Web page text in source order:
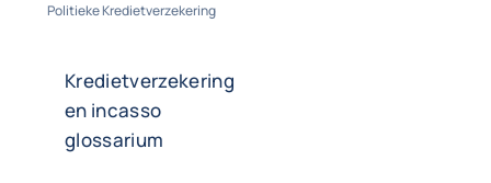
Politieke Kredietverzekering
Kredietverzekering
en incasso
glossarium